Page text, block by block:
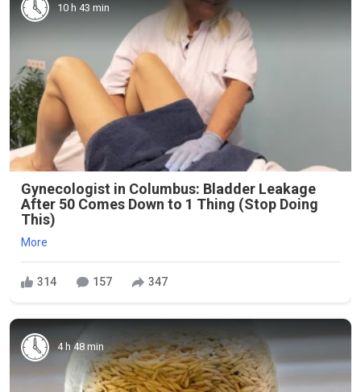
10 h 43 min
Gynecologist in Columbus: Bladder Leakage
After 50 Comes Down to 1 Thing (Stop Doing
This)
More
314 157 347
4 h 48 min